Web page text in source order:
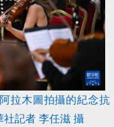
拉木圖拍攝的紀念抗
社記者 李任滋 攝